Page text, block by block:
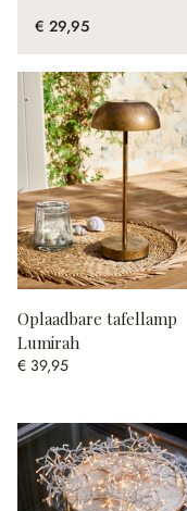
€ 29,95
Oplaadbare tafellamp
Lumirah
€ 39,95